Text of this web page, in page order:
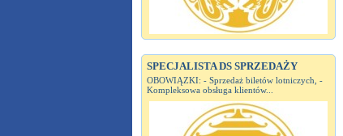
SPECJALISTA DS SPRZEDAŻY
OBOWIĄZKI: - Sprzedaż biletów lotniczych, -
Kompleksowa obsługa klientów...